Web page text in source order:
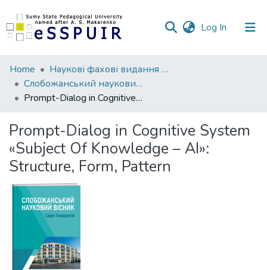
Log In (current)
Communities
&
Collections
Statistics
Home
Наукові фахові видання СумДПУ
Слобожанський науковий вісник. Серія Психологія
Prompt-Dialog in Cognitive System «Subject Of Knowledge – AI»: Structure, Form, Pattern
Prompt-Dialog in Cognitive System
«Subject Of Knowledge – AI»:
Structure, Form, Pattern